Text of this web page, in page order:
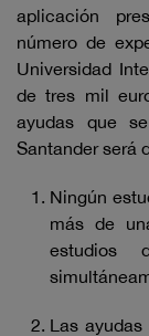
aplicación
número de
Universidad
de tres mil
ayudas que
Santander será
Ningún
más de
estudios
Las